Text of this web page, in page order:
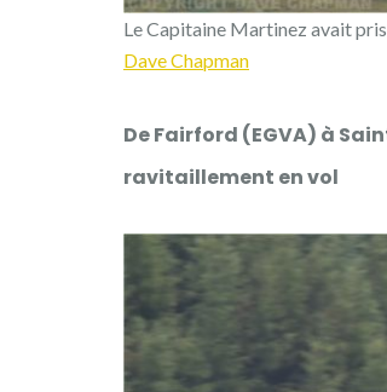
Le Capitaine Martinez avait
Dave Chapman
De Fairford (EGVA) à
ravitaillement en vol